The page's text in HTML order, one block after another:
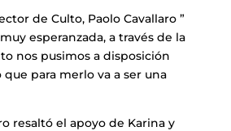
de Culto, Paolo Cavallaro ”
esperanzada, a través de la
nos pusimos a disposición
para merlo va a ser una
resaltó el apoyo de Karina y